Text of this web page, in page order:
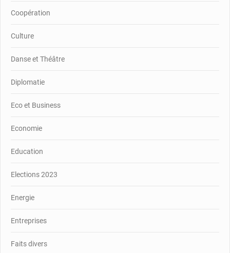
Coopération
Culture
Danse et Théâtre
Diplomatie
Eco et Business
Economie
Education
Elections 2023
Energie
Entreprises
Faits divers